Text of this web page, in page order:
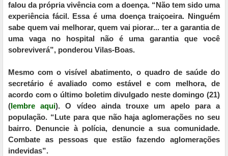
falou da própria vivência com a doença. “Não tem sido uma
experiência fácil. Essa é uma doença traiçoeira. Ninguém
sabe quem vai melhorar, quem vai piorar... ter a garantia de
uma vaga no hospital não é uma garantia que você
sobreviverá”, ponderou Vilas-Boas.
Mesmo com o visível abatimento, o quadro de saúde do
secretário é avaliado como estável e com melhora, de
acordo com o último boletim divulgado neste domingo (21)
(lembre aqui). O vídeo ainda trouxe um apelo para a
população. “Lute para que não haja aglomerações no seu
bairro. Denuncie à polícia, denuncie a sua comunidade.
Combate as pessoas que estão fazendo aglomerações
indevidas”.